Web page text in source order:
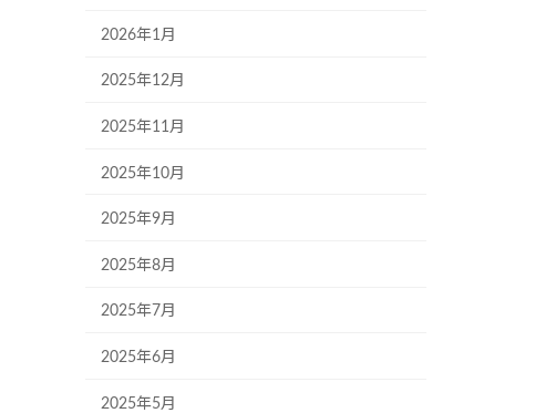
2026年1月
2025年12月
2025年11月
2025年10月
2025年9月
2025年8月
2025年7月
2025年6月
2025年5月